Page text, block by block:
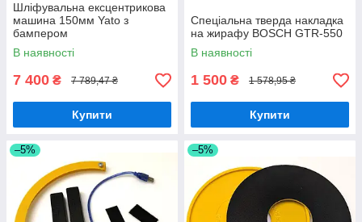
Шліфувальна ексцентрикова
машина 150мм Yato з
бампером
В наявності
7 400 ₴ 7 789,47 ₴
Купити
Спеціальна тверда накладка
на жирафу BOSCH GTR-550
В наявності
1 500 ₴ 1 578,95 ₴
Купити
–5% –5%